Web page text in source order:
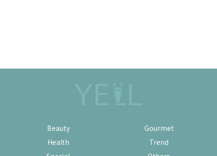
Beauty
Gourmet
Health
Trend